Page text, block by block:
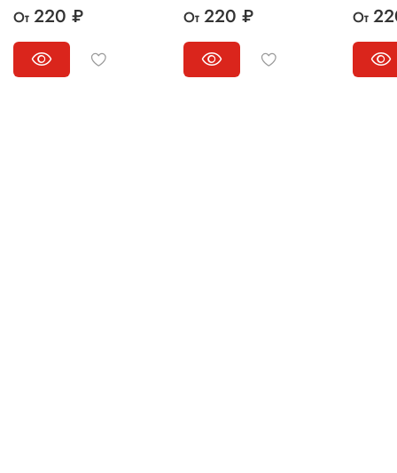
От 220 ₽ От 220 ₽ От